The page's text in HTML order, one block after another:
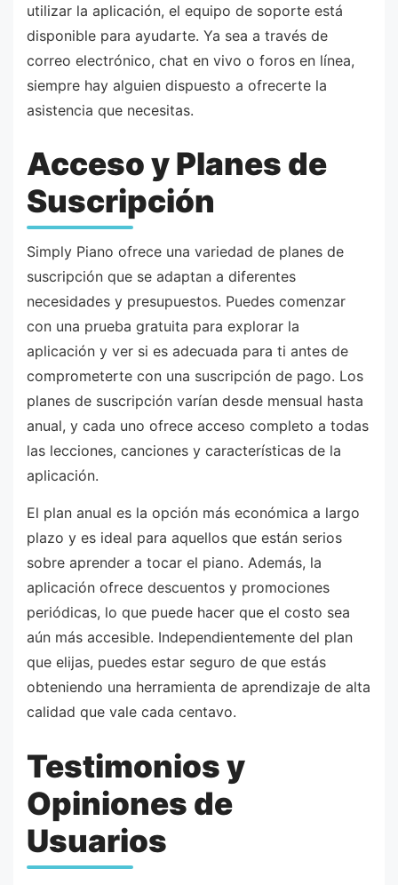
utilizar la aplicación, el equipo de soporte está
disponible para ayudarte. Ya sea a través de
correo electrónico, chat en vivo o foros en línea,
siempre hay alguien dispuesto a ofrecerte la
asistencia que necesitas.
Acceso y Planes de
Suscripción
Simply Piano ofrece una variedad de planes de
suscripción que se adaptan a diferentes
necesidades y presupuestos. Puedes comenzar
con una prueba gratuita para explorar la
aplicación y ver si es adecuada para ti antes de
comprometerte con una suscripción de pago. Los
planes de suscripción varían desde mensual hasta
anual, y cada uno ofrece acceso completo a todas
las lecciones, canciones y características de la
aplicación.
El plan anual es la opción más económica a largo
plazo y es ideal para aquellos que están serios
sobre aprender a tocar el piano. Además, la
aplicación ofrece descuentos y promociones
periódicas, lo que puede hacer que el costo sea
aún más accesible. Independientemente del plan
que elijas, puedes estar seguro de que estás
obteniendo una herramienta de aprendizaje de alta
calidad que vale cada centavo.
Testimonios y
Opiniones de
Usuarios